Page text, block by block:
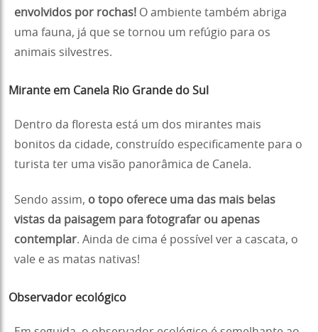
envolvidos por rochas! O ambiente também abriga
uma fauna, já que se tornou um refúgio para os
animais silvestres.
Mirante em Canela Rio Grande do Sul
Dentro da floresta está um dos mirantes mais
bonitos da cidade, construído especificamente para o
turista ter uma visão panorâmica de Canela.
Sendo assim, o topo oferece uma das mais belas
vistas da paisagem para fotografar ou apenas
contemplar. Ainda de cima é possível ver a cascata, o
vale e as matas nativas!
Observador ecológico